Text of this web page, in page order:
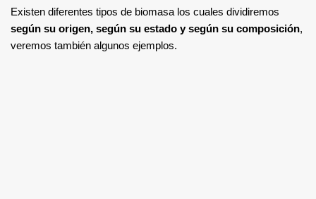
Existen diferentes tipos de biomasa los cuales dividiremos
según su origen, según su estado y según su composición,
veremos también algunos ejemplos.